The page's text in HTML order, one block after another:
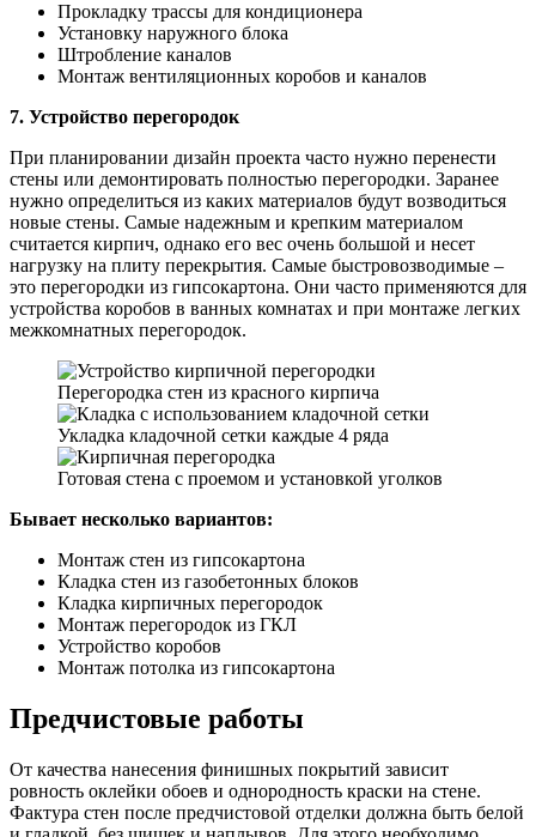
Прокладку трассы для кондиционера
Установку наружного блока
Штробление каналов
Монтаж вентиляционных коробов и каналов
7. Устройство перегородок
При планировании дизайн проекта часто нужно перенести
стены или демонтировать полностью перегородки. Заранее
нужно определиться из каких материалов будут возводиться
новые стены. Самые надежным и крепким материалом
считается кирпич, однако его вес очень большой и несет
нагрузку на плиту перекрытия. Самые быстровозводимые –
это перегородки из гипсокартона. Они часто применяются для
устройства коробов в ванных комнатах и при монтаже легких
межкомнатных перегородок.
Перегородка стен из красного кирпича
Укладка кладочной сетки каждые 4 ряда
Готовая стена с проемом и установкой уголков
Бывает несколько вариантов:
Монтаж стен из гипсокартона
Кладка стен из газобетонных блоков
Кладка кирпичных перегородок
Монтаж перегородок из ГКЛ
Устройство коробов
Монтаж потолка из гипсокартона
Предчистовые работы
От качества нанесения финишных покрытий зависит
ровность оклейки обоев и однородность краски на стене.
Фактура стен после предчистовой отделки должна быть белой